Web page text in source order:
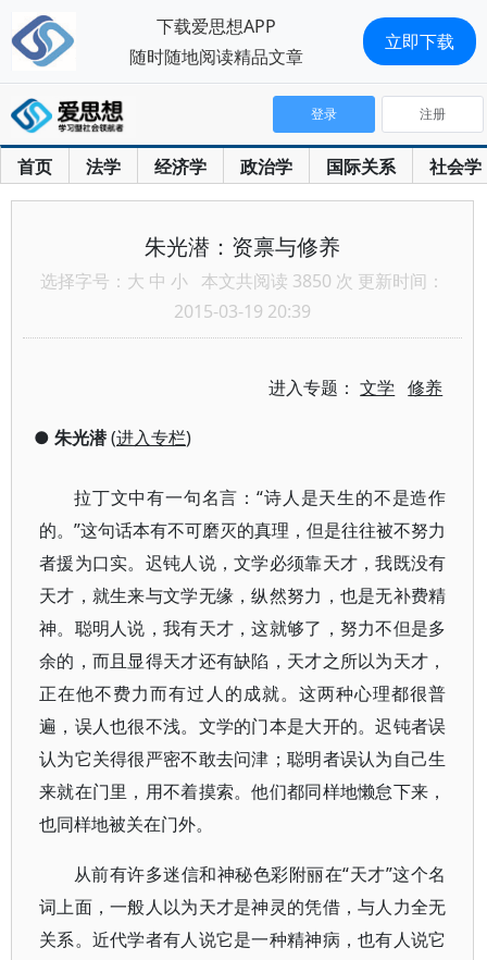
首页 法学 经济学 政治学 国际关系 社会学
登录 注册
朱光潜：资禀与修养
选择字号： 大 中 小 本文共阅读 3850 次 更新时间：
2015-03-19 20:39
进入专题：文学 修养
● 朱光潜(进入专栏)
拉丁文中有一句名言：“诗人是天生的不是造作
的。”这句话本有不可磨灭的真理，但是往往被不努力
者援为口实。迟钝人说，文学必须靠天才，我既没有
天才，就生来与文学无缘，纵然努力，也是无补费精
神。聪明人说，我有天才，这就够了，努力不但是多
余的，而且显得天才还有缺陷，天才之所以为天才，
正在他不费力而有过人的成就。这两种心理都很普
遍，误人也很不浅。文学的门本是大开的。迟钝者误
认为它关得很严密不敢去问津；聪明者误认为自己生
来就在门里，用不着摸索。他们都同样地懒怠下来，
也同样地被关在门外。
从前有许多迷信和神秘色彩附丽在“天才”这个名
词上面，一般人以为天才是神灵的凭借，与人力全无
关系。近代学者有人说它是一种精神病，也有人说它
下载爱思想APP
随时随地阅读精品文章
立即下载